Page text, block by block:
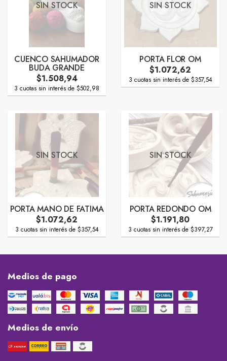
SIN STOCK
CUENCO SAHUMADOR
BUDA GRANDE
$1.508,94
3 cuotas sin interés de $502,98
SIN STOCK
PORTA FLOR OM
$1.072,62
3 cuotas sin interés de $357,54
SIN STOCK
PORTA MANO DE FATIMA
$1.072,62
3 cuotas sin interés de $357,54
SIN STOCK
PORTA REDONDO OM
$1.191,80
3 cuotas sin interés de $397,27
Medios de pago
Medios de envío